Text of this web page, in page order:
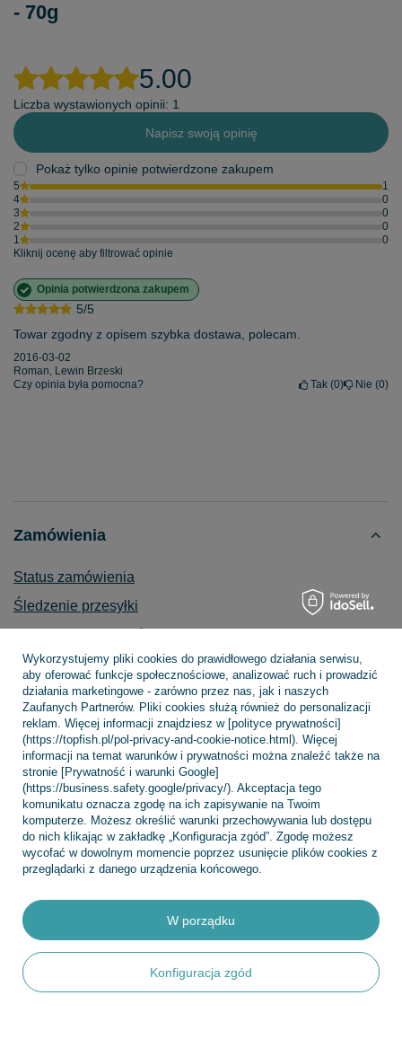
- 70g
5.00
Liczba wystawionych opinii: 1
Napisz swoją opinię
Pokaż tylko opinie potwierdzone zakupem
5
1
4
0
3
0
2
0
1
0
Kliknij ocenę aby filtrować opinie
5/5
Opinia potwierdzona zakupem
Towar zgodny z opisem szybka dostawa, polecam.
2016-03-02
Roman, Lewin Brzeski
Czy opinia była pomocna?
Tak 0 Nie 0
Zamówienia
Status zamówienia
Śledzenie przesyłki
Chcę zwrócić produkt
Chcę wymienić towar
Kontakt
Konto
Regulaminy
INFORMACJE
Wykorzystujemy pliki cookies do prawidłowego działania serwisu,
aby oferować funkcje społecznościowe, analizować ruch i prowadzić
działania marketingowe - zarówno przez nas, jak i naszych
Zaufanych Partnerów. Pliki cookies służą również do personalizacji
reklam. Więcej informacji znajdziesz w [polityce prywatności]
(https://topfish.pl/pol-privacy-and-cookie-notice.html). Więcej
informacji na temat warunków i prywatności można znaleźć także na
stronie [Prywatność i warunki Google]
(https://business.safety.google/privacy/). Akceptacja tego
komunikatu oznacza zgodę na ich zapisywanie na Twoim
komputerze. Możesz określić warunki przechowywania lub dostępu
do nich klikając w zakładkę „Konfiguracja zgód”. Zgodę możesz
wycofać w dowolnym momencie poprzez usunięcie plików cookies z
przeglądarki z danego urządzenia końcowego.
Konfiguracja zgód
W porządku